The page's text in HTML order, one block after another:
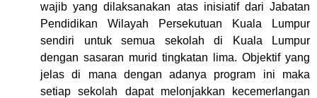
wajib yang dilaksanakan atas inisiatif dari Jabatan
Pendidikan Wilayah Persekutuan Kuala Lumpur
sendiri untuk semua sekolah di Kuala Lumpur
dengan sasaran murid tingkatan lima. Objektif yang
jelas di mana dengan adanya program ini maka
setiap sekolah dapat melonjakkan kecemerlangan